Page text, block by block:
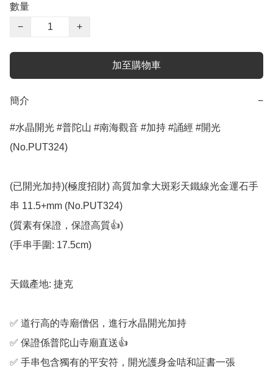
數量
−
+
加至購物車
簡介 −
#水晶開光 #普陀山 #南海觀音 #加持 #誦經 #開光
(No.PUT324)
(已開光加持)(極度招財) 高質加拿大斑彩天鐵線光金運石手
串 11.5+mm (No.PUT324)
(質素有保證，保證高質👍)
(手串手圍: 17.5cm)
天鐵產地: 捷克
✅️ 道行高的寺廟僧侶，進行水晶開光加持
✅️ 保證係普陀山寺廟直送👍
✅️ 手串包含獨有的平安符，開光護身金咭和証書一張